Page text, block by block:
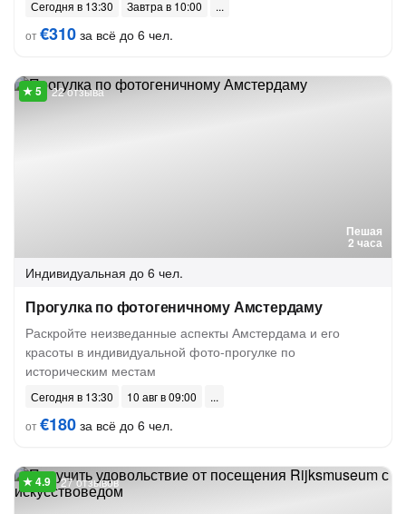
Сегодня в 13:30
Завтра в 10:00
от€310 за всё до 6 чел.
Пешая
2 часа
22 отзыва
Индивидуальная до 6 чел.
Прогулка по фотогеничному Амстердаму
Раскройте неизведанные аспекты Амстердама и его
красоты в индивидуальной фото-прогулке по
историческим местам
Сегодня в 13:30
10 авг в 09:00
от€180 за всё до 6 чел.
27 отзывов